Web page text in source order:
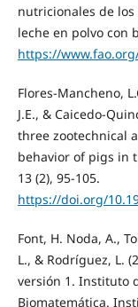
nutricionales de
leche en polvo con
https://
Flores-Mancheno,
J.E., & Caicedo-
three zootechnical
behavior of pigs in
13 (2), 95-105.
https://doi.org/
Font, H. Noda, A.,
L., & Rodríguez, L.
versión 1. Instituto
Biomatemática.